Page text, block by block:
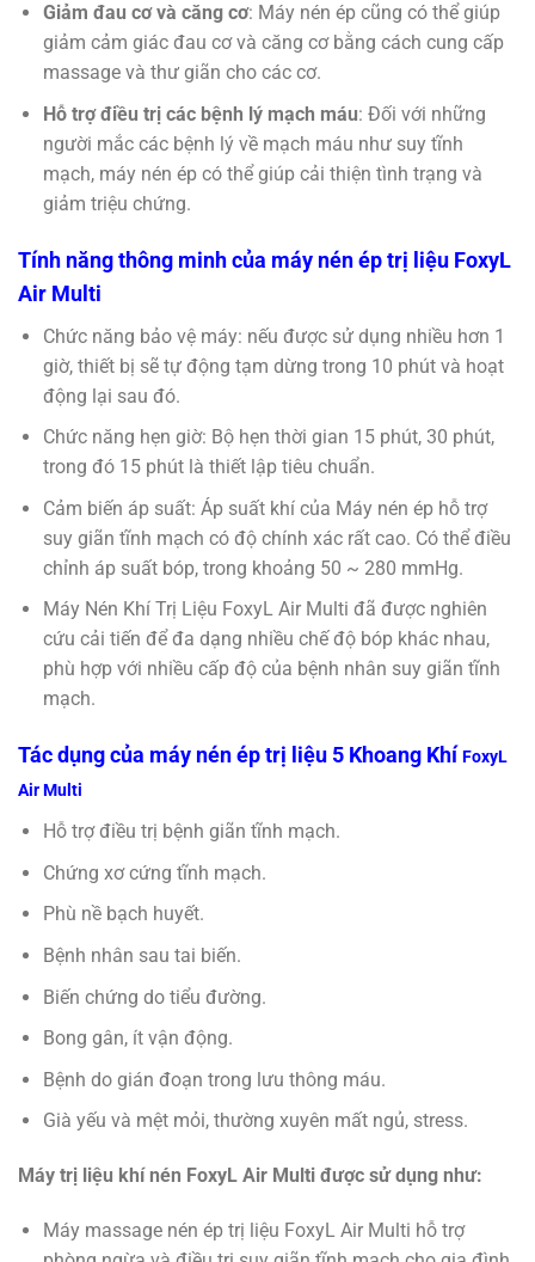
Giảm đau cơ và căng cơ: Máy nén ép cũng có thể giúp
giảm cảm giác đau cơ và căng cơ bằng cách cung cấp
massage và thư giãn cho các cơ.
Hỗ trợ điều trị các bệnh lý mạch máu: Đối với những
người mắc các bệnh lý về mạch máu như suy tĩnh
mạch, máy nén ép có thể giúp cải thiện tình trạng và
giảm triệu chứng.
Tính năng thông minh của máy nén ép trị liệu FoxyL
Air Multi
Chức năng bảo vệ máy: nếu được sử dụng nhiều hơn 1
giờ, thiết bị sẽ tự động tạm dừng trong 10 phút và hoạt
động lại sau đó.
Chức năng hẹn giờ: Bộ hẹn thời gian 15 phút, 30 phút,
trong đó 15 phút là thiết lập tiêu chuẩn.
Cảm biến áp suất: Áp suất khí của Máy nén ép hỗ trợ
suy giãn tĩnh mạch có độ chính xác rất cao. Có thể điều
chỉnh áp suất bóp, trong khoảng 50 ~ 280 mmHg.
Máy Nén Khí Trị Liệu FoxyL Air Multi đã được nghiên
cứu cải tiến để đa dạng nhiều chế độ bóp khác nhau,
phù hợp với nhiều cấp độ của bệnh nhân suy giãn tĩnh
mạch.
Tác dụng của máy nén ép trị liệu 5 Khoang Khí FoxyL
Air Multi
Hỗ trợ điều trị bệnh giãn tĩnh mạch.
Chứng xơ cứng tĩnh mạch.
Phù nề bạch huyết.
Bệnh nhân sau tai biến.
Biến chứng do tiểu đường.
Bong gân, ít vận động.
Bệnh do gián đoạn trong lưu thông máu.
Già yếu và mệt mỏi, thường xuyên mất ngủ, stress.
Máy trị liệu khí nén FoxyL Air Multi được sử dụng như:
Máy massage nén ép trị liệu FoxyL Air Multi hỗ trợ